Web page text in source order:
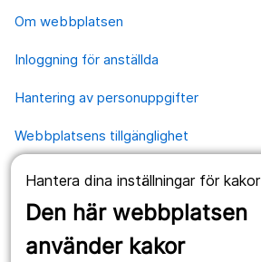
Hantera dina inställningar för kakor
Den här webbplatsen
använder kakor
Om webbplatsen
Inloggning för anställda
Hantering av personuppgifter
Webbplatsens tillgänglighet
Våra webbplatser
1177.se